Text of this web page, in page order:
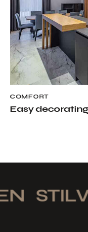
COMFORT
Easy